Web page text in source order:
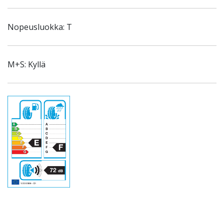
Nopeusluokka: T
M+S: Kyllä